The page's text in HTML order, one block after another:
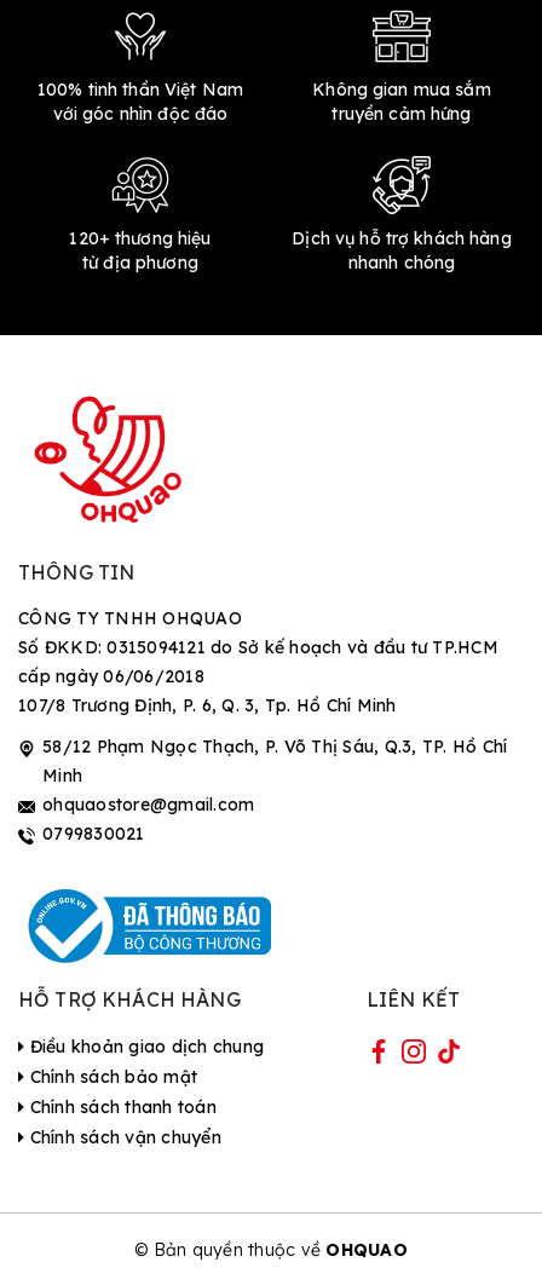
100% tinh thần Việt Nam
với góc nhìn độc đáo
Không gian mua sắm
truyền cảm hứng
120+ thương hiệu
từ địa phương
Dịch vụ hỗ trợ khách hàng
nhanh chóng
THÔNG TIN
CÔNG TY TNHH OHQUAO
Số ĐKKD: 0315094121 do Sở kế hoạch và đầu tư TP.HCM
cấp ngày 06/06/2018
107/8 Trương Định, P. 6, Q. 3, Tp. Hồ Chí Minh
58/12 Phạm Ngọc Thạch, P. Võ Thị Sáu, Q.3, TP. Hồ Chí
Minh
ohquaostore@gmail.com
0799830021
HỖ TRỢ KHÁCH HÀNG
Điều khoản giao dịch chung
Chính sách bảo mật
Chính sách thanh toán
Chính sách vận chuyển
LIÊN KẾT
© Bản quyền thuộc về OHQUAO